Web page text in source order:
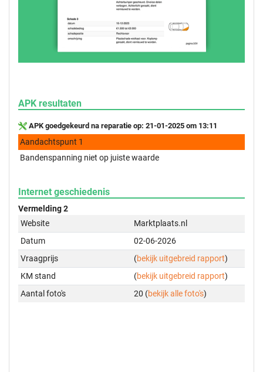
APK resultaten
APK goedgekeurd na reparatie op: 21-01-2025 om 13:11
Aandachtspunt 1
Bandenspanning niet op juiste waarde
Internet geschiedenis
Vermelding 2
Website
Marktplaats.nl
Datum
02-06-2026
Vraagprijs
(bekijk uitgebreid rapport)
KM stand
(bekijk uitgebreid rapport)
Aantal foto's
20 (bekijk alle foto's)